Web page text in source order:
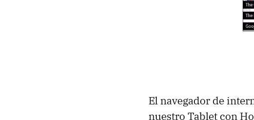
El navegador de
nuestro Tablet con